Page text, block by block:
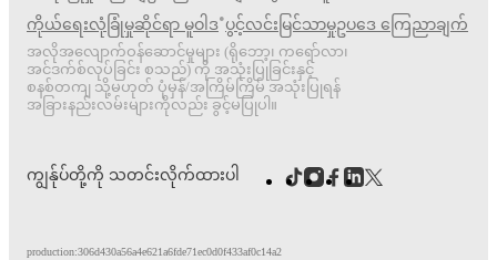
ကိုယ်ရေးလုံခြုံမှုဆိုင်ရာ မူဝါဒ•ပွင့်လင်းမြင်သာမှုဥပဒေ ကြေညာချက်
အလိုအလျောက်ဝန်ဆောင်မှုများ (ရိုဘော့၊ ကရော်လာ၊
အင်ဒက်စ်လုပ်ခြင်း စသည်) ကို အသုံးပြုခြင်းနှင့်
စနစ်တကျ သို့မဟုတ် ပုံမှန်/အကြိမ်ကြိမ် အသုံးပြုရန်
အခြားနည်းလမ်းများကိုလည်း ခွင့်မပြုပါ။
ကျွန်ုပ်တို့ကို သတင်းလိုက်ထားပါ
production:306d430a56a4e621a6fde71ec0d0f433af0c14a2